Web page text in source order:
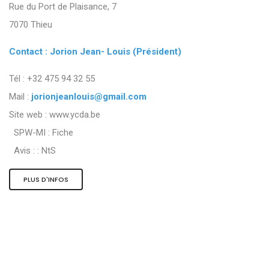
Rue du Port de Plaisance, 7
7070 Thieu
Contact : Jorion Jean- Louis (Président)
Tél : +32 475 94 32 55
Mail : jorionjeanlouis@gmail.com
Site web : www.ycda.be
SPW-MI : Fiche
Avis : : NtS
PLUS D'INFOS